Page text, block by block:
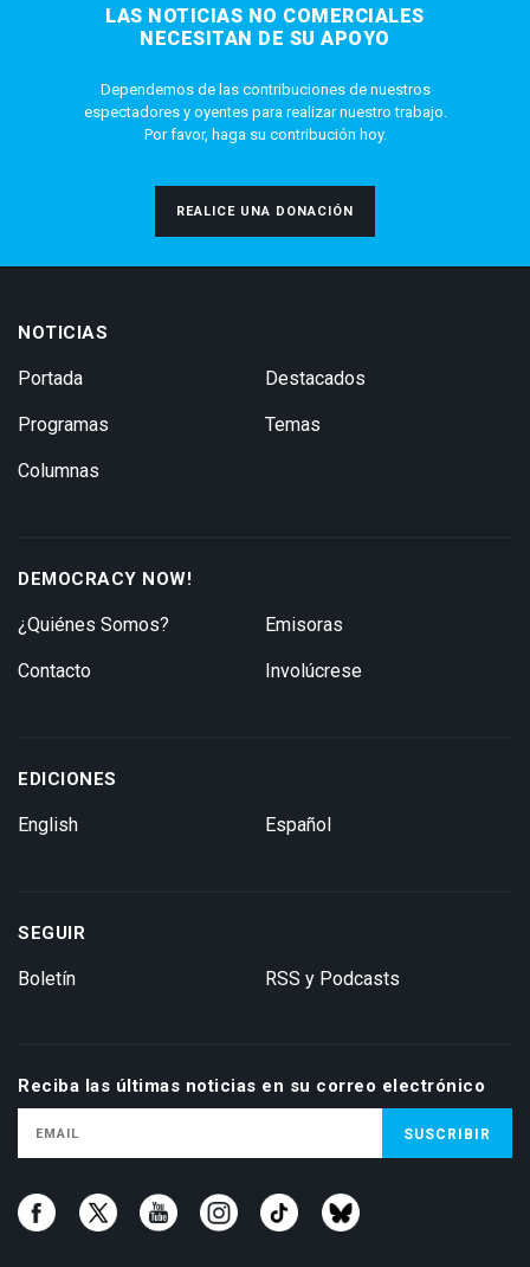
LAS NOTICIAS NO COMERCIALES
NECESITAN DE SU APOYO
Dependemos de las contribuciones de nuestros
espectadores y oyentes para realizar nuestro trabajo.
Por favor, haga su contribución hoy.
REALICE UNA DONACIÓN
NOTICIAS
Portada
Programas
Columnas
Destacados
Temas
DEMOCRACY NOW!
¿Quiénes Somos?
Contacto
Emisoras
Involúcrese
EDICIONES
English Español
SEGUIR
Boletín RSS y Podcasts
Reciba las últimas noticias en su correo electrónico